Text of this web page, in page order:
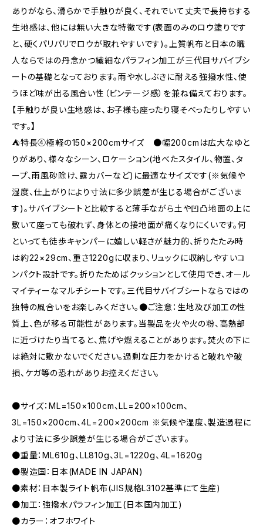
ありがなら、滑らかで手触りが良く、それでいて丈夫で長持ちする
生地感は、他には無い大きな特徴です(表面のみのロウ塗りです
と、硬くパリパリでロウが取れやすいです)。上質帆布と日本の職
人ならではの丹念かつ繊細なパラフィン加工が三代目サバイブシ
ートの基礎となっております。雨や水しぶきに耐える強撥水性、使
うほど味が出る風合い性（ビンテージ感）を兼ね備えております。
【手触りが良い生地感は、お子様も座ったり寝そべったりしやすい
です。】
⛺特長④極軽の150×200cmサイズ ●幅200cmは広大なゆと
りがあり、様々なシーン、ロケーション(地べたスタイル、物置、タ
ープ、雨風砂除け、露カバーなど)に最適なサイズです(※気候や
湿度、仕上がりにより寸法に多少誤差が生じる場合がございま
す)。サバイブシートと比較すると薄手ながら土や凹凸地面の上に
敷いて座っても破れず、身体との接地面が痛くなりにくいです。何
といっても徒歩キャンパーに嬉しい軽さが魅力的、折りたたみ時
は約22×29cm、重さ1220gに収まり、リュックに収納しやすいコ
ンパクト設計です。折りたためばクッションとして使用でき、オール
マイティーなマルチシートです。三代目サバイブシートならではの
独特の風合いをお楽しみください。●ご注意：生地及び加工の性
質上、色が移る可能性があります。当製品を火や火の粉、高熱部
に近づけたり当てると、焦げや燃えることがあります。焚火の下に
は絶対に敷かないでください。過剰な圧力をかけると破れや破
損、ケガ等の恐れがありお控えください。
●サイズ：ML=150×100cm、LL=200×100cm、
3L=150×200cm、4L=200×200cm ※気候や湿度、製造過程に
より寸法に多少誤差が生じる場合がございます。
●重量：ML610g、LL810g、3L=1220g、4L=1620g
●製造国：日本(MADE IN JAPAN)
●素材：日本製ライト帆布(JIS規格L3102基準にて生産)
●加工：強撥水パラフィン加工(日本国内加工)
●カラー：オフホワイト